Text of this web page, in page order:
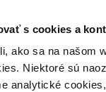
s cookies a
ako sa na našom
Niektoré sú
analytické
Kontakt